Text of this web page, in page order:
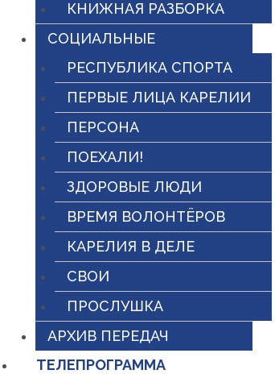
КНИЖНАЯ РАЗБОРКА
СОЦИАЛЬНЫЕ
РЕСПУБЛИКА СПОРТА
ПЕРВЫЕ ЛИЦА КАРЕЛИИ
ПЕРСОНА
ПОЕХАЛИ!
ЗДОРОВЫЕ ЛЮДИ
ВРЕМЯ ВОЛОНТЁРОВ
КАРЕЛИЯ В ДЕЛЕ
СВОИ
ПРОСЛУШКА
АРХИВ ПЕРЕДАЧ
ТЕЛЕПРОГРАММА